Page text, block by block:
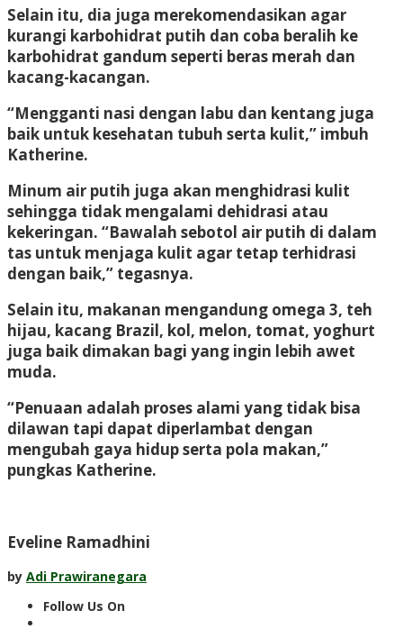
Selain itu, dia juga merekomendasikan agar
kurangi karbohidrat putih dan coba beralih ke
karbohidrat gandum seperti beras merah dan
kacang-kacangan.
“Mengganti nasi dengan labu dan kentang juga
baik untuk kesehatan tubuh serta kulit,” imbuh
Katherine.
Minum air putih juga akan menghidrasi kulit
sehingga tidak mengalami dehidrasi atau
kekeringan. “Bawalah sebotol air putih di dalam
tas untuk menjaga kulit agar tetap terhidrasi
dengan baik,” tegasnya.
Selain itu, makanan mengandung omega 3, teh
hijau, kacang Brazil, kol, melon, tomat, yoghurt
juga baik dimakan bagi yang ingin lebih awet
muda.
“Penuaan adalah proses alami yang tidak bisa
dilawan tapi dapat diperlambat dengan
mengubah gaya hidup serta pola makan,”
pungkas Katherine.
Eveline Ramadhini
by Adi Prawiranegara
Follow Us On